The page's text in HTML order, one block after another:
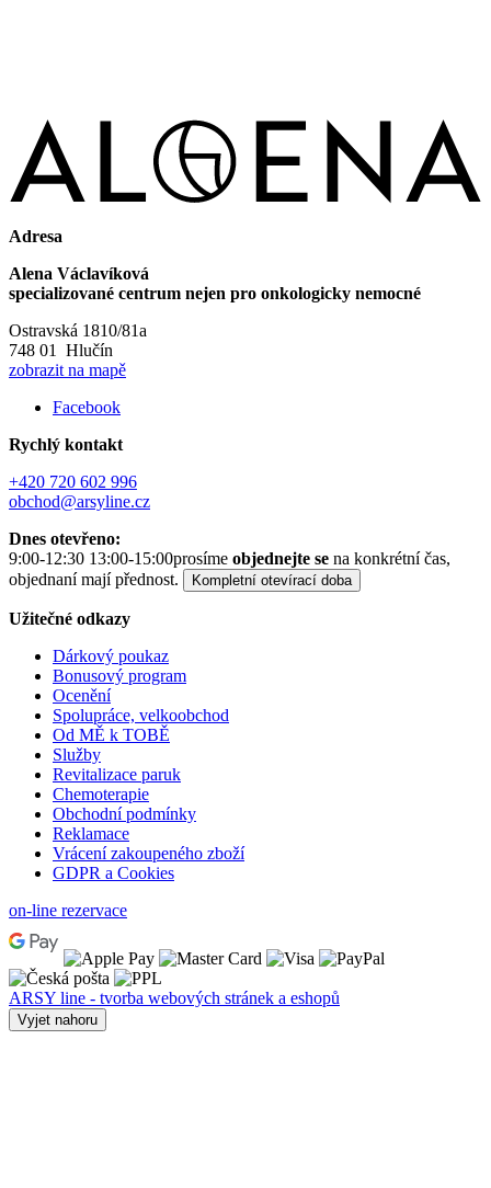
Adresa
Alena Václavíková
specializované centrum nejen pro onkologicky nemocné
Ostravská 1810/81a
748 01 Hlučín
zobrazit na mapě
Facebook
Rychlý kontakt
+420 720 602 996
obchod@arsyline.cz
Dnes otevřeno:
9:00-12:30 13:00-15:00prosíme objednejte se na konkrétní čas,
objednaní mají přednost.
Kompletní otevírací doba
Užitečné odkazy
Dárkový poukaz
Bonusový program
Ocenění
Spolupráce, velkoobchod
Od MĚ k TOBĚ
Služby
Revitalizace paruk
Chemoterapie
Obchodní podmínky
Reklamace
Vrácení zakoupeného zboží
GDPR a Cookies
on-line rezervace
ARSY line - tvorba webových stránek a eshopů
Vyjet nahoru